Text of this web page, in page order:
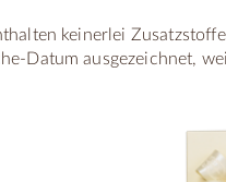
keinerlei
Datum ausgezeichnet,